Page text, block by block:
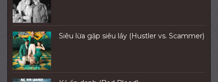
Siêu lừa gặp siêu lầy (Hustler vs. Scammer)